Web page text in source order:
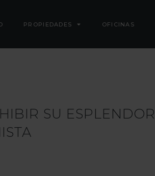
PROPIEDADES OFICINAS
SU ESPLENDOR